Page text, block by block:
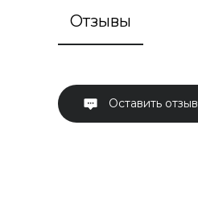
Отзывы
Оставить отзыв